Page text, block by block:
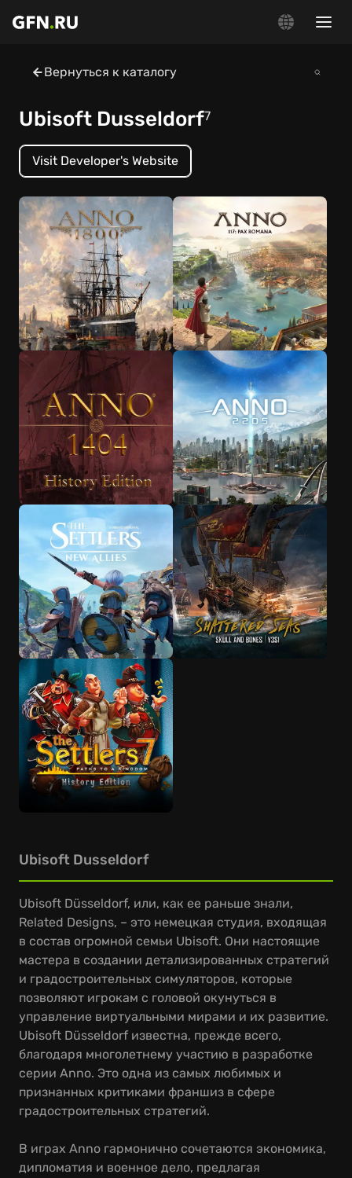
Вернуться к каталогу
Ubisoft Dusseldorf7
Visit Developer's Website
Ubisoft Dusseldorf
Ubisoft Düsseldorf, или, как ее раньше знали,
Related Designs, – это немецкая студия, входящая
в состав огромной семьи Ubisoft. Они настоящие
мастера в создании детализированных стратегий
и градостроительных симуляторов, которые
позволяют игрокам с головой окунуться в
управление виртуальными мирами и их развитие.
Ubisoft Düsseldorf известна, прежде всего,
благодаря многолетнему участию в разработке
серии Anno. Это одна из самых любимых и
признанных критиками франшиз в сфере
градостроительных стратегий.
В играх Anno гармонично сочетаются экономика,
дипломатия и военное дело, предлагая